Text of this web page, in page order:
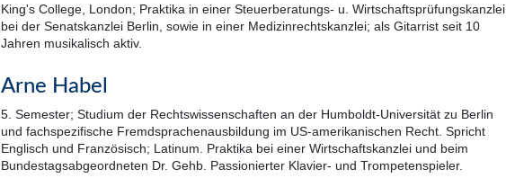
King's College, London; Praktika in einer Steuerberatungs- u. Wirtschaftsprüfungskanzlei,
bei der Senatskanzlei Berlin, sowie in einer Medizinrechtskanzlei; als Gitarrist seit 10
Jahren musikalisch aktiv.
Arne Habel
5. Semester; Studium der Rechtswissenschaften an der Humboldt-Universität zu Berlin
und fachspezifische Fremdsprachenausbildung im US-amerikanischen Recht. Spricht
Englisch und Französisch; Latinum. Praktika bei einer Wirtschaftskanzlei und beim
Bundestagsabgeordneten Dr. Gehb. Passionierter Klavier- und Trompetenspieler.